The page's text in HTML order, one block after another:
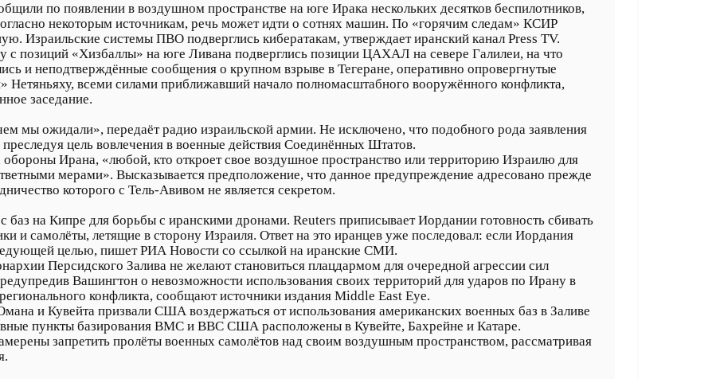
по появлении в воздушном пространстве на юге Ирака нескольких десятков беспилотников,
некоторым источникам, речь может идти о сотнях машин. По «горячим следам» КСИР
Израильские системы ПВО подверглись кибератакам, утверждает иранский канал Press TV.
с позиций «Хизбаллы» на юге Ливана подверглись позиции ЦАХАЛ на севере Галилеи, на что
и неподтверждённые сообщения о крупном взрыве в Тегеране, оперативно опровергнутые
Нетяньяху, всеми силами приближавший начало полномасштабного вооружённого конфликта,
заседание.
мы ожидали», передаёт радио израильской армии. Не исключено, что подобного рода заявления
преследуя цель вовлечения в военные действия Соединённых Штатов.
обороны Ирана, «любой, кто откроет свое воздушное пространство или территорию Израилю для
мерами». Высказывается предположение, что данное предупреждение адресовано прежде
которого с Тель-Авивом не является секретом.
баз на Кипре для борьбы с иранскими дронами. Reuters приписывает Иордании готовность сбивать
и самолёты, летящие в сторону Израиля. Ответ на это иранцев уже последовал: если Иордания
целью, пишет РИА Новости со ссылкой на иранские СМИ.
Персидского Залива не желают становиться плацдармом для очередной агрессии сил
Вашингтон о невозможности использования своих территорий для ударов по Ирану в
конфликта, сообщают источники издания Middle East Eye.
и Кувейта призвали США воздержаться от использования американских военных баз в Заливе
пункты базирования ВМС и ВВС США расположены в Кувейте, Бахрейне и Катаре.
запретить пролёты военных самолётов над своим воздушным пространством, рассматривая